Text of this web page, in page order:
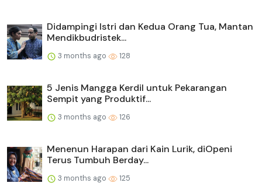
Didampingi Istri dan Kedua Orang Tua, Mantan
Mendikbudristek...
3 months ago 128
5 Jenis Mangga Kerdil untuk Pekarangan
Sempit yang Produktif...
3 months ago 126
Menenun Harapan dari Kain Lurik, diOpeni
Terus Tumbuh Berday...
3 months ago 125